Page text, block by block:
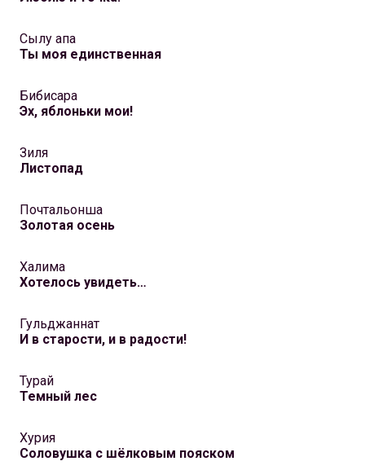
Сылу апа
Ты моя единственная
Бибисара
Эх, яблоньки мои!
Зиля
Листопад
Почтальонша
Золотая осень
Халима
Хотелось увидеть…
Гульджаннат
И в cтарости, и в радости!
Турай
Темный лес
Хурия
Соловушка с шёлковым пояском